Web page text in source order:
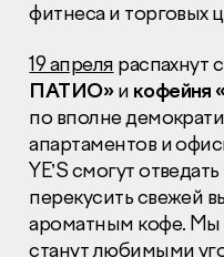
Раскрытие
фитнеса и торговых
19 апреля распахнут
ПАТИО»и кофейня
по вполне
апартаментов и
YE’S смогут
перекусить свежей
ароматным кофе. Мы
станут любимыми